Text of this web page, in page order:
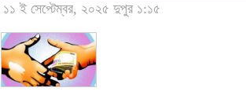
১১ ই সেপ্টেম্বর, ২০২৫ দুপুর ১:১৫